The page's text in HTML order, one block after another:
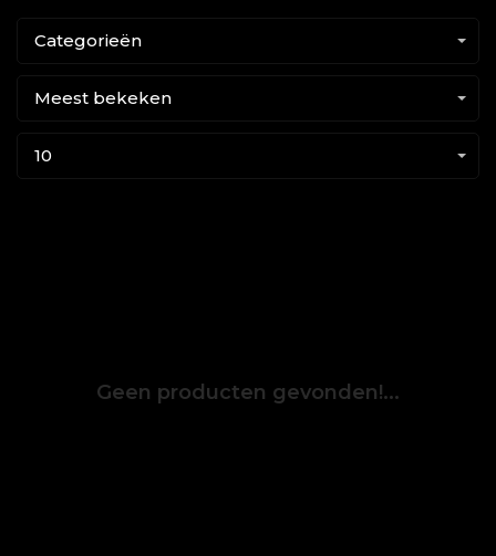
Categorieën
Meest bekeken
10
Geen producten gevonden!...